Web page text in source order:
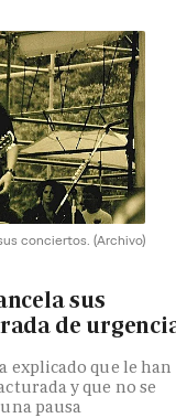
conciertos. (Archivo)
sus
de
explicado que le han
y que no se
pausa